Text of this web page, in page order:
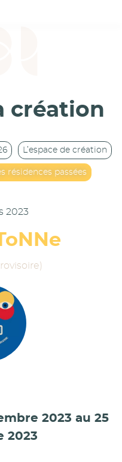
création
L’espace de création
résidences passées
2023
2023 au 25
2023